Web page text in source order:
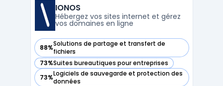
production afin d’éviter toute réinfection
ou perturbation des opérat ...
IONOS
Hébergez vos sites internet et gérez
vos domaines en ligne
88%Solutions de partage et transfert de
fichiers
— voir IONOS dans cette catégorie
73%Suites bureautiques pour entreprises
— voir IONOS dans cette catégorie
73%Logiciels de sauvegarde et protection des
données
— voir IONOS dans cette catégorie